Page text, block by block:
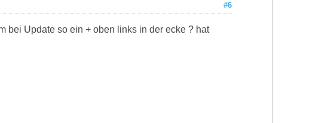
#6
bei Update so ein + oben links in der ecke ? hat